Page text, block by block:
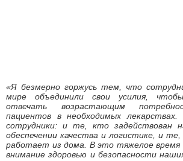
«Я безмерно горжусь тем, что
мире объединили свои усилия,
отвечать возрастающим
пациентов в необходимых лекарствах.
сотрудники: и те, кто задействован
обеспечении качества и логистике, и
работает из дома. В это тяжелое время
внимание здоровью и безопасности